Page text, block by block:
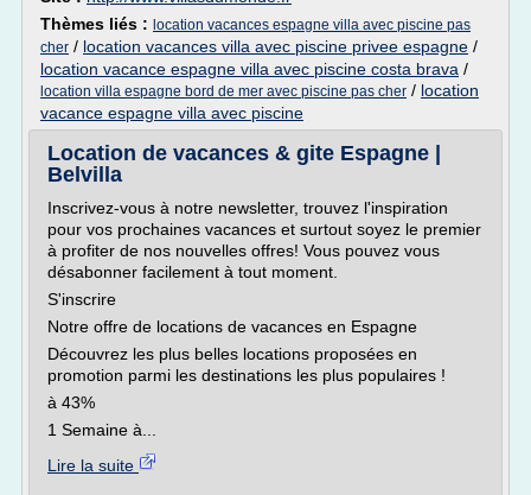
Thèmes liés : location vacances espagne villa avec piscine pas
cher / location vacances villa avec piscine privee espagne /
location vacance espagne villa avec piscine costa brava /
location villa espagne bord de mer avec piscine pas cher / location
vacance espagne villa avec piscine
Location de vacances & gite Espagne |
Belvilla
Inscrivez-vous à notre newsletter, trouvez l'inspiration
pour vos prochaines vacances et surtout soyez le premier
à profiter de nos nouvelles offres! Vous pouvez vous
désabonner facilement à tout moment.
S'inscrire
Notre offre de locations de vacances en Espagne
Découvrez les plus belles locations proposées en
promotion parmi les destinations les plus populaires !
à 43%
1 Semaine à...
Lire la suite